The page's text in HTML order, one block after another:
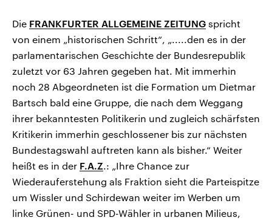
Die FRANKFURTER ALLGEMEINE ZEITUNG spricht
von einem „historischen Schritt“, „.....den es in der
parlamentarischen Geschichte der Bundesrepublik
zuletzt vor 63 Jahren gegeben hat. Mit immerhin
noch 28 Abgeordneten ist die Formation um Dietmar
Bartsch bald eine Gruppe, die nach dem Weggang
ihrer bekanntesten Politikerin und zugleich schärfsten
Kritikerin immerhin geschlossener bis zur nächsten
Bundestagswahl auftreten kann als bisher.“ Weiter
heißt es in der F.A.Z.: „Ihre Chance zur
Wiederauferstehung als Fraktion sieht die Parteispitze
um Wissler und Schirdewan weiter im Werben um
linke Grünen- und SPD-Wähler in urbanen Milieus,